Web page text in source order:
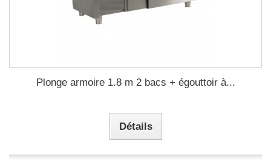
Plonge armoire 1.8 m 2 bacs + égouttoir à...
Détails